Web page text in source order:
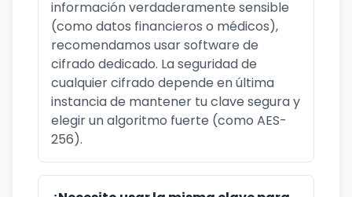
información verdaderamente sensible
(como datos financieros o médicos),
recomendamos usar software de
cifrado dedicado. La seguridad de
cualquier cifrado depende en última
instancia de mantener tu clave segura y
elegir un algoritmo fuerte (como AES-
256).